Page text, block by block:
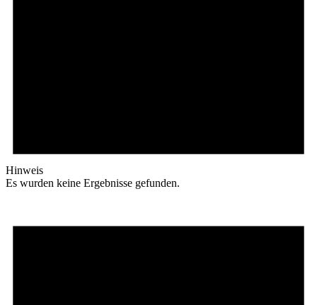
Hinweis
Es wurden keine Ergebnisse gefunden.